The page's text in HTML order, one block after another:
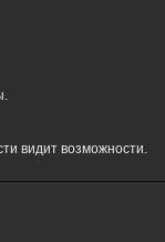
видит возможности.